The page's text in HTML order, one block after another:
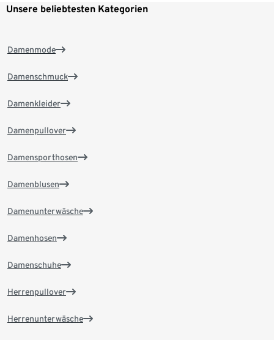
Unsere beliebtesten Kategorien
Damenmode
Damenschmuck
Damenkleider
Damenpullover
Damensporthosen
Damenblusen
Damenunterwäsche
Damenhosen
Damenschuhe
Herrenpullover
Herrenunterwäsche